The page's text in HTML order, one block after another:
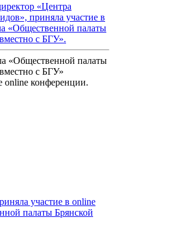
«Центра
приняла участие в
«Общественной палаты
с БГУ».
«Общественной палаты
с БГУ»
online конференции.
участие в online
палаты Брянской